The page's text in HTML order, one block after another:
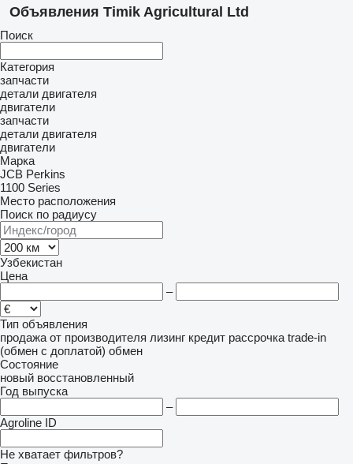
Объявления Timik Agricultural Ltd
Поиск
Категория
запчасти
детали двигателя
двигатели
запчасти
детали двигателя
двигатели
Марка
JCB Perkins
1100 Series
Место расположения
Поиск по радиусу
Узбекистан
Цена
–
Тип объявления
продажа от производителя лизинг кредит рассрочка trade-in
(обмен с доплатой) обмен
Состояние
новый восстановленный
Год выпуска
–
Agroline ID
Не хватает фильтров?